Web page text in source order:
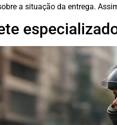
a situação da entrega.